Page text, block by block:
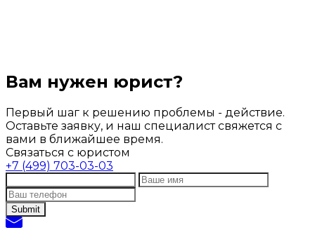
Вам нужен юрист?
Первый шаг к решению проблемы - действие.
Оставьте заявку, и наш специалист свяжется с
вами в ближайшее время.
Связаться с юристом
+7 (499) 703-03-03